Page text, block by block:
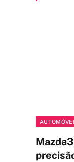
AUTOMÓVEL